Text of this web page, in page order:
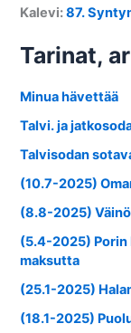
Kalevi:87.
Tarinat,
Minua hävettää
Talvi. ja
Talvisodan
(10.7-2025)
(8.8-2025)
(5.4-2025) Porin
maksutta
(25.1-2025)
(18.1-2025)